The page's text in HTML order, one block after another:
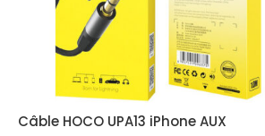
Câble HOCO UPA13 iPhone AUX